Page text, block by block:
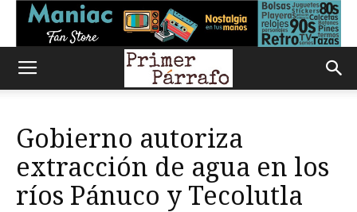
Gobierno autoriza
extracción de agua en los
ríos Pánuco y Tecolutla